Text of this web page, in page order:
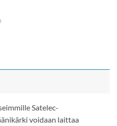
Satelec-
voidaan laittaa